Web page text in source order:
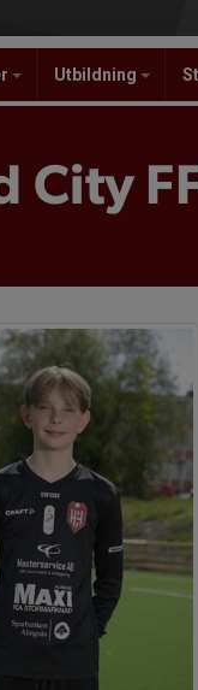
Utbildning
City